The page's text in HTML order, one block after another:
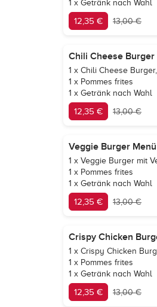
1 x Getränk nach Wahl
12,35 € 13,00 €
Chili Cheese
1 x Chili Cheese
1 x Pommes frites
1 x Getränk nach Wahl
12,35 € 13,00 €
Veggie Burger
1 x Veggie Burger mit
1 x Pommes frites
1 x Getränk nach Wahl
12,35 € 13,00 €
Crispy Chicken
1 x Crispy Chicken
1 x Pommes frites
1 x Getränk nach Wahl
12,35 € 13,00 €